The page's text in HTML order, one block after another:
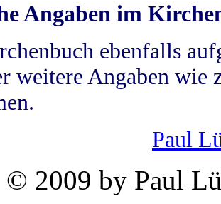
Angaben im
ebenfalls
weitere Angaben wie
Paul
© 2009 by Paul